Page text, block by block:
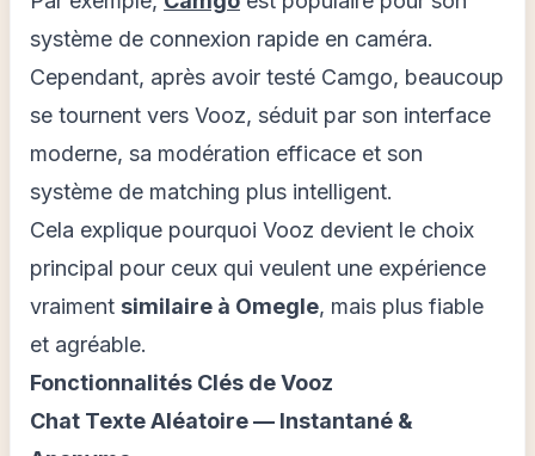
système de connexion rapide en caméra.
Cependant, après avoir testé Camgo, beaucoup
se tournent vers Vooz, séduit par son interface
moderne, sa modération efficace et son
système de matching plus intelligent.
Cela explique pourquoi Vooz devient le choix
principal pour ceux qui veulent une expérience
vraiment similaire à Omegle, mais plus fiable
et agréable.
Fonctionnalités Clés de Vooz
Chat Texte Aléatoire — Instantané &